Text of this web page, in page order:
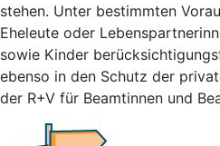
stehen. Unter bestimmten
Eheleute oder
sowie Kinder
ebenso in den Schutz der
der R+V für Beamtinnen und